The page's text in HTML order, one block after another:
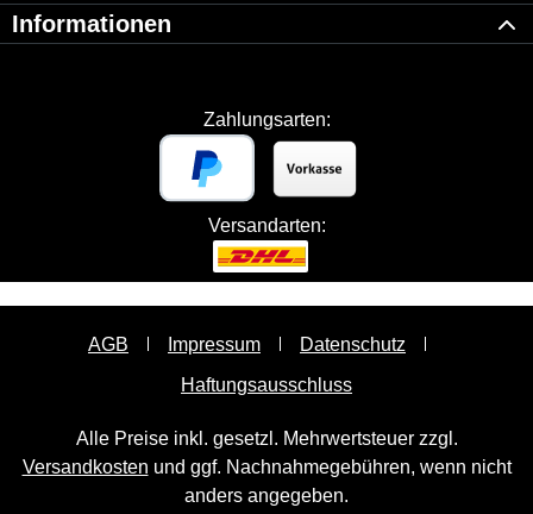
Informationen
Zahlungsarten:
Versandarten:
AGB Impressum
Datenschutz
Haftungsausschluss
Alle Preise inkl. gesetzl. Mehrwertsteuer zzgl.
Versandkosten und ggf. Nachnahmegebühren, wenn nicht
anders angegeben.